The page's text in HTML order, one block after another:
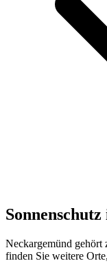
Neckargemünd gehört
finden Sie weitere